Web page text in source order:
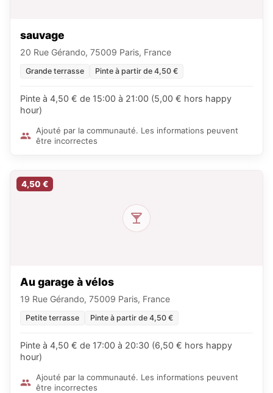
sauvage
20 Rue Gérando, 75009 Paris, France
Grande terrasse Pinte à partir de 4,50 €
Pinte à 4,50 € de 15:00 à 21:00 (5,00 € hors happy
hour)
Ajouté par la communauté. Les informations peuvent
être incorrectes
4,50 €
Au garage à vélos
19 Rue Gérando, 75009 Paris, France
Petite terrasse Pinte à partir de 4,50 €
Pinte à 4,50 € de 17:00 à 20:30 (6,50 € hors happy
hour)
Ajouté par la communauté. Les informations peuvent
être incorrectes